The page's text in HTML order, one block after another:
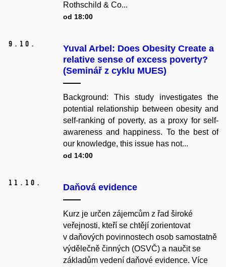
Rothschild & Co...
od 18:00
9. 10.
Yuval Arbel: Does Obesity Create a
relative sense of excess poverty?
(Seminář z cyklu MUES)
Background: This study investigates the
potential relationship between obesity and
self-ranking of poverty, as a proxy for self-
awareness and happiness. To the best of
our knowledge, this issue has not...
od 14:00
11. 10. Daňová evidence
Kurz je určen zájemcům z řad široké
veřejnosti, kteří se chtějí zorientovat
v daňových povinnostech osob samostatně
výdělečně činných (OSVČ) a naučit se
základům vedení daňové evidence. Více